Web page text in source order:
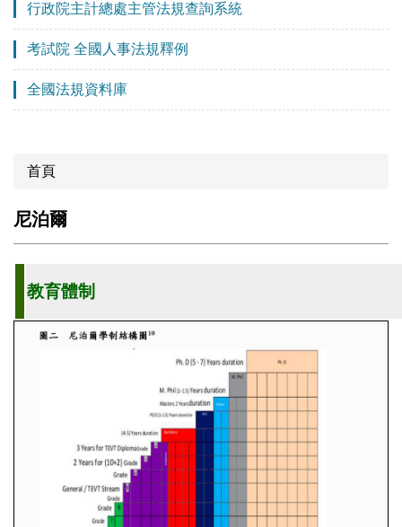
行政院主計總處主管法規查詢系統
考試院 全國人事法規釋例
全國法規資料庫
首頁
尼泊爾
教育體制